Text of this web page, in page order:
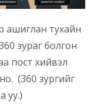
ашиглан тухайн
зураг болгон
пост хийвэл
(360 зургийг
уу.)